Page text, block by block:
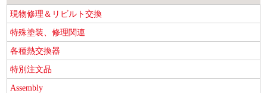
現物修理＆リビルト交換
特殊塗装、修理関連
各種熱交換器
特別注文品
Assembly